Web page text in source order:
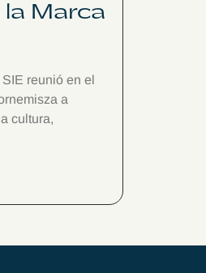
Marca
reunió en el
a
cultura,